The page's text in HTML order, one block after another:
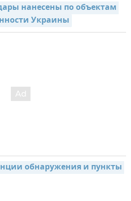
нанесены по объектам
Украины
обнаружения и пункты